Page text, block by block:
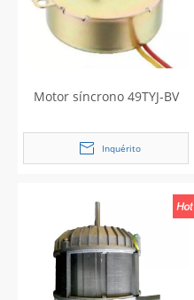
Motor síncrono 49TYJ-BV
Inquérito